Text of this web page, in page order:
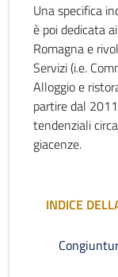
Una specifica
è poi dedicata
Romagna e
Servizi (i.e.
Alloggio e
partire dal
tendenziali
giacenze.
INDICE